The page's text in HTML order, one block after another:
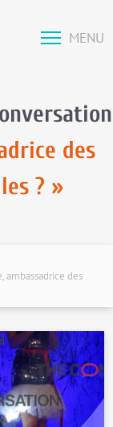
MENU
des
? »
ambassadrice des